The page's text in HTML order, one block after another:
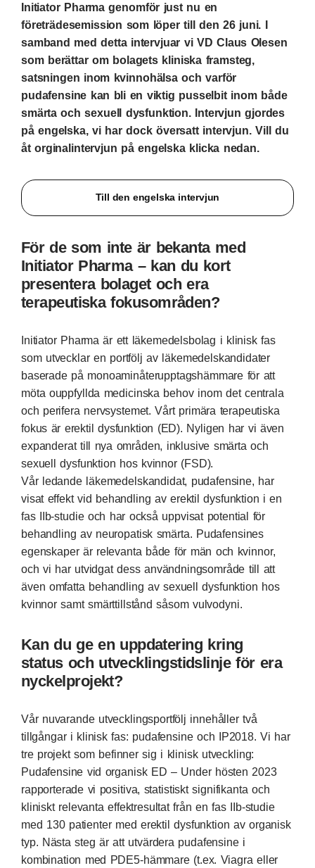
Initiator Pharma genomför just nu en
företrädesemission som löper till den 26 juni. I
samband med detta intervjuar vi VD Claus Olesen
som berättar om bolagets kliniska framsteg,
satsningen inom kvinnohälsa och varför
pudafensine kan bli en viktig pusselbit inom både
smärta och sexuell dysfunktion. Intervjun gjordes
på engelska, vi har dock översatt intervjun. Vill du
åt orginalintervjun på engelska klicka nedan.
Till den engelska intervjun
För de som inte är bekanta med
Initiator Pharma – kan du kort
presentera bolaget och era
terapeutiska fokusområden?
Initiator Pharma är ett läkemedelsbolag i klinisk fas
som utvecklar en portfölj av läkemedelskandidater
baserade på monoaminåterupptagshämmare för att
möta ouppfyllda medicinska behov inom det centrala
och perifera nervsystemet. Vårt primära terapeutiska
fokus är erektil dysfunktion (ED). Nyligen har vi även
expanderat till nya områden, inklusive smärta och
sexuell dysfunktion hos kvinnor (FSD).
Vår ledande läkemedelskandidat, pudafensine, har
visat effekt vid behandling av erektil dysfunktion i en
fas IIb-studie och har också uppvisat potential för
behandling av neuropatisk smärta. Pudafensines
egenskaper är relevanta både för män och kvinnor,
och vi har utvidgat dess användningsområde till att
även omfatta behandling av sexuell dysfunktion hos
kvinnor samt smärttillstånd såsom vulvodyni.
Kan du ge en uppdatering kring
status och utvecklingstidslinje för era
nyckelprojekt?
Vår nuvarande utvecklingsportfölj innehåller två
tillgångar i klinisk fas: pudafensine och IP2018. Vi har
tre projekt som befinner sig i klinisk utveckling:
Pudafensine vid organisk ED – Under hösten 2023
rapporterade vi positiva, statistiskt signifikanta och
kliniskt relevanta effektresultat från en fas IIb-studie
med 130 patienter med erektil dysfunktion av organisk
typ. Nästa steg är att utvärdera pudafensine i
kombination med PDE5-hämmare (t.ex. Viagra eller